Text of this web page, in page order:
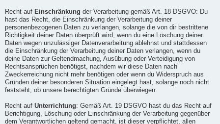
Recht auf Einschränkung der Verarbeitung gemäß Art. 18 DSGVO: Du
hast das Recht, die Einschränkung der Verarbeitung deiner
personenbezogenen Daten zu verlangen, solange die von dir bestrittene
Richtigkeit deiner Daten überprüft wird, wenn du eine Löschung deiner
Daten wegen unzulässiger Datenverarbeitung ablehnst und stattdessen
die Einschränkung der Verarbeitung deiner Daten verlangen, wenn du
deine Daten zur Geltendmachung, Ausübung oder Verteidigung von
Rechtsansprüchen benötigst, nachdem wir diese Daten nach
Zweckerreichung nicht mehr benötigen oder wenn du Widerspruch aus
Gründen deiner besonderen Situation eingelegt hast, solange noch nicht
feststeht, ob unsere berechtigten Gründe überwiegen.
Recht auf Unterrichtung: Gemäß Art. 19 DSGVO hast du das Recht auf
Berichtigung, Löschung oder Einschränkung der Verarbeitung gegenüber
dem Verantwortlichen geltend gemacht, ist dieser verpflichtet, allen